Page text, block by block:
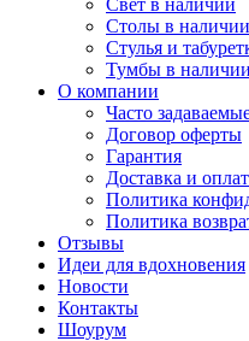
Свет в наличии
Столы в наличии
Стулья и
Тумбы в наличии
О компании
Часто
Договор оферты
Гарантия
Доставка и
Политика
Политика
Отзывы
Идеи для вдохновения
Новости
Контакты
Шоурум